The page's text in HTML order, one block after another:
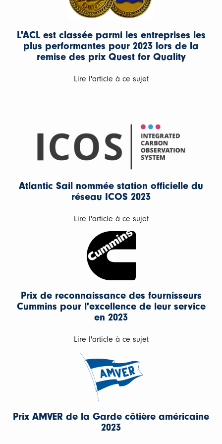
L'ACL est classée parmi les entreprises les
plus performantes pour 2023 lors de la
remise des prix Quest for Quality
Lire l'article à ce sujet
Atlantic Sail nommée station officielle du
réseau ICOS 2023
Lire l'article à ce sujet
Prix de reconnaissance des fournisseurs
Cummins pour l'excellence de leur service
en 2023
Lire l'article à ce sujet
Prix AMVER de la Garde côtière américaine
2023